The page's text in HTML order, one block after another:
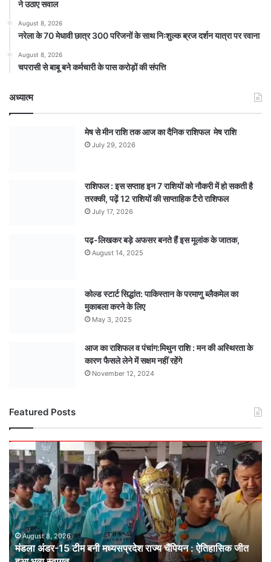
ने उठाए सवाल
August 8, 2026
नरेला के 70 मेधावी छात्र 300 परिजनों के साथ निःशुल्क ब्रज दर्शन यात्रा पर रवाना
August 8, 2026
चपरासी से बाबू बने कर्मचारी के पास करोड़ों की संपत्ति
अध्यात्म
मेष से मीन राशि तक आज का दैनिक राशिफल मेष राशि
July 29, 2026
राशिफल : इस सप्ताह इन 7 राशियों को नौकरी में हो सकती है
तरक्की, पढ़ें 12 राशियों की साप्ताहिक टैरो राशिफल
July 17, 2026
पढ़-लिखकर बड़े अफसर बनते हैं इस मूलांक के जातक,
August 14, 2025
कोल्ड स्टार्ट सिद्धांत: पाकिस्तान के परमाणु ब्लैकमेल का
मुकाबला करने के लिए
May 3, 2025
आज का राशिफल व पंचांग:मिथुन राशि : मन की अस्थिरता के
कारण फैसले लेने में सक्षम नहीं रहेंगे
November 12, 2024
Featured Posts
अंडर-15
टीम
बनी
मध्यसप्रदेश
राज्य
चैंपियन
: ऐतिहासिक
जीत
August 8, 2026
मंडला अंडर-15 टीम बनी मध्यसप्रदेश राज्य चैंपियन : ऐतिहासिक जीत